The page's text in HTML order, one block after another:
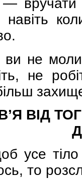
—
навіть
ви не
не
ВІД
усе
то